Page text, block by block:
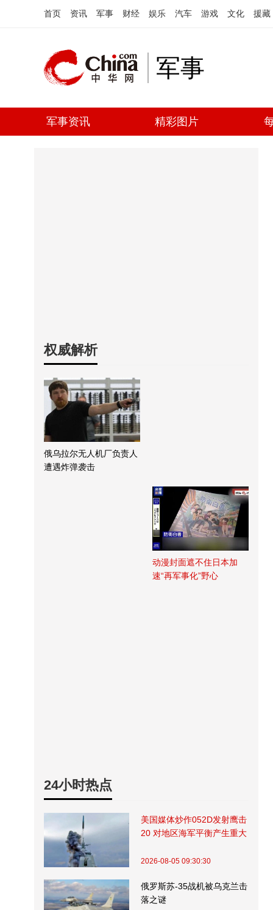
首页 资讯 军事 财经 娱乐 汽车 游戏 文化 援藏
军事
军事资讯 精彩图片
权威解析
俄乌拉尔无人机厂负责人
遭遇炸弹袭击
动漫封面遮不住日本加
速“再军事化”野心
24小时热点
美国媒体炒作052D发射鹰击
20 对地区海军平衡产生重大
2026-08-05 09:30:30
俄罗斯苏-35战机被乌克兰击
落之谜